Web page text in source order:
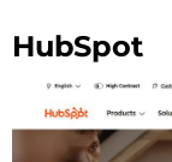
HubSpot